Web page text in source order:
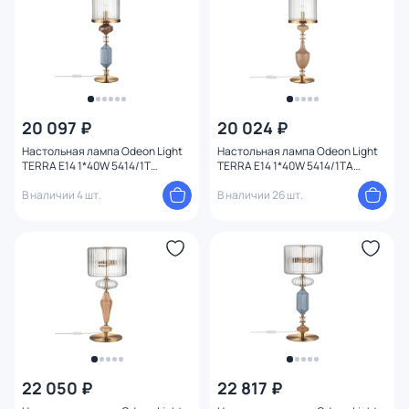
20 097 ₽
Настольная лампа Odeon Light
TERRA E14 1*40W 5414/1T
В наличии 4 шт.
20 024 ₽
Настольная лампа Odeon Light
TERRA E14 1*40W 5414/1TA
В наличии 26 шт.
22 050 ₽ 22 817 ₽
Конструкция
Мощность ламп